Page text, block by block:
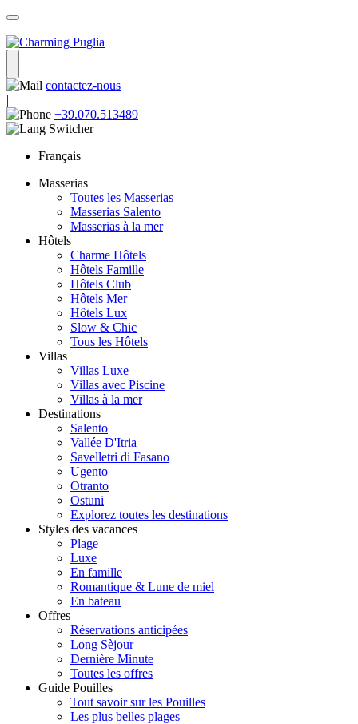
contactez-nous
|
+39.070.513489
Français
Masserias
Toutes les Masserias
Masserias Salento
Masserias à la mer
Hôtels
Charme Hôtels
Hôtels Famille
Hôtels Club
Hôtels Mer
Hôtels Lux
Slow & Chic
Tous les Hôtels
Villas
Villas Luxe
Villas avec Piscine
Villas à la mer
Destinations
Salento
Vallée D'Itria
Savelletri di Fasano
Ugento
Otranto
Ostuni
Explorez toutes les destinations
Styles des vacances
Plage
Luxe
En famille
Romantique & Lune de miel
En bateau
Offres
Réservations anticipées
Long Sèjour
Dernière Minute
Toutes les offres
Guide Pouilles
Tout savoir sur les Pouilles
Les plus belles plages